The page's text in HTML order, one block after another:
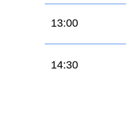
14:30
13:00